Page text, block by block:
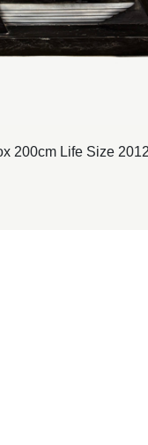
200cm Life Size